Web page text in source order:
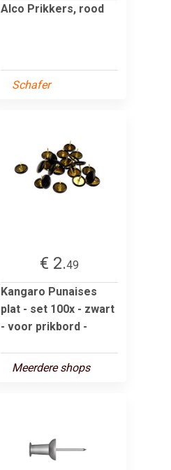
Alco Prikkers, rood
Schafer
€ 2.49
Kangaro Punaises
plat - set 100x - zwart
- voor prikbord -
Meerdere shops